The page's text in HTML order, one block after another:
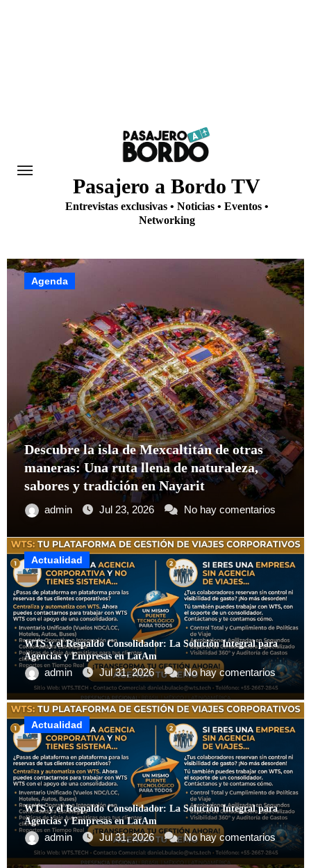
Pasajero a Bordo TV
Entrevistas exclusivas • Noticias • Eventos •
Networking
Actualidad
México fortalece su presencia en la red
WTCA como plataforma de crecimiento
empresarial y conexión internacional
admin Jul 18, 2026 No hay comentarios
Actualidad
WTS y el Respaldo Consolidador: La Solución Integral para
Agencias y Empresas en LatAm
admin Jul 31, 2026 No hay comentarios
Actualidad
WTS y el Respaldo Consolidador: La Solución Integral para
Agencias y Empresas en LatAm
admin Jul 31, 2026 No hay comentarios